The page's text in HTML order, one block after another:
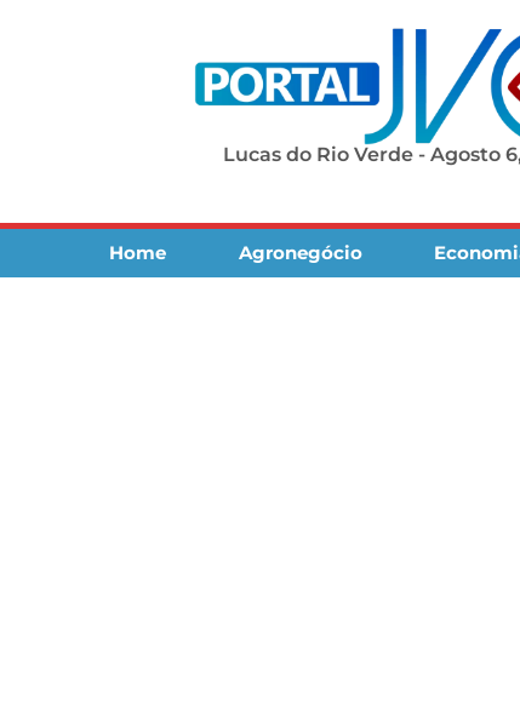
Lucas do Rio Verde - Agosto
Home Agronegócio